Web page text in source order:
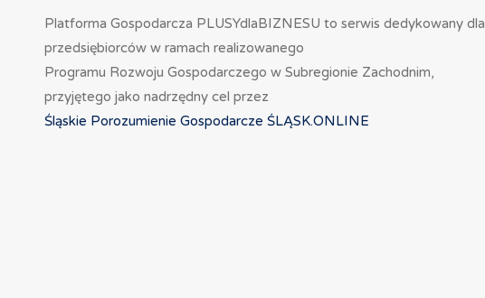
Platforma Gospodarcza PLUSYdlaBIZNESU to serwis dedykowany dla
przedsiębiorców w ramach realizowanego
Programu Rozwoju Gospodarczego w Subregionie Zachodnim,
przyjętego jako nadrzędny cel przez
Śląskie Porozumienie Gospodarcze ŚLĄSK.ONLINE